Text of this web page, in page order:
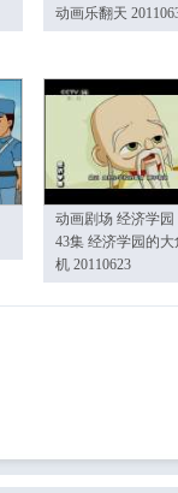
动画乐翻天
动画剧场 经济学园
43集 经济学园的大
机 20110623